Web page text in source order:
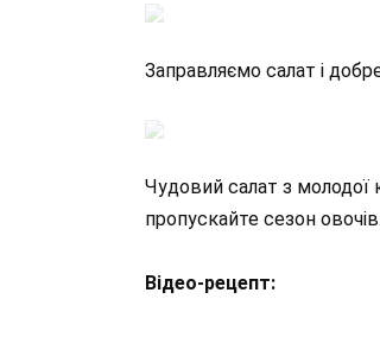
Заправляємо салат і
Чудовий салат з молодої
пропускайте сезон овочів.
Відео-рецепт: